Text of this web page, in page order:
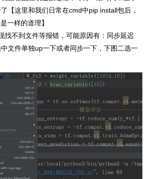
【这里和我们日常在cmd中pip install包后，
一样的道理】
找不到文件等报错，可能原因有：同步延迟
文件单独up一下或者同步一下，下图二选一